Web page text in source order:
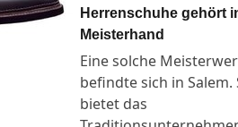
Herrenschuhe gehört
Meisterhand
Eine solche
befindte sich in Salem.
bietet das